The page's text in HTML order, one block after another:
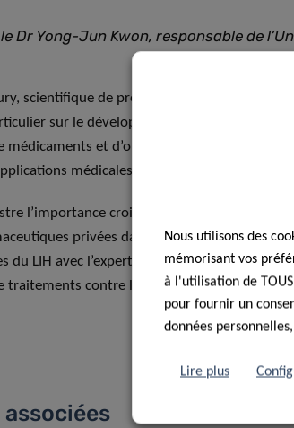
Dr Yong-Jun Kwon, responsable de
scientifique de premier plan au sein de
sur le développement de modèles
et d’optimiser les essais
médicales concrètes.
l’importance croissante de la
privées dans l’avancement des
du LIH avec l’expertise pharmaceutique de
traitements contre le cancer plus efficaces et
Nous utilisons des
mémorisant vos
à l'utilisation de
pour fournir un
données
Lire plus